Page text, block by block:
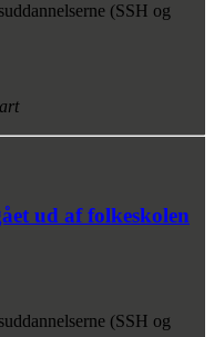
(SSH og
ud af folkeskolen
(SSH og